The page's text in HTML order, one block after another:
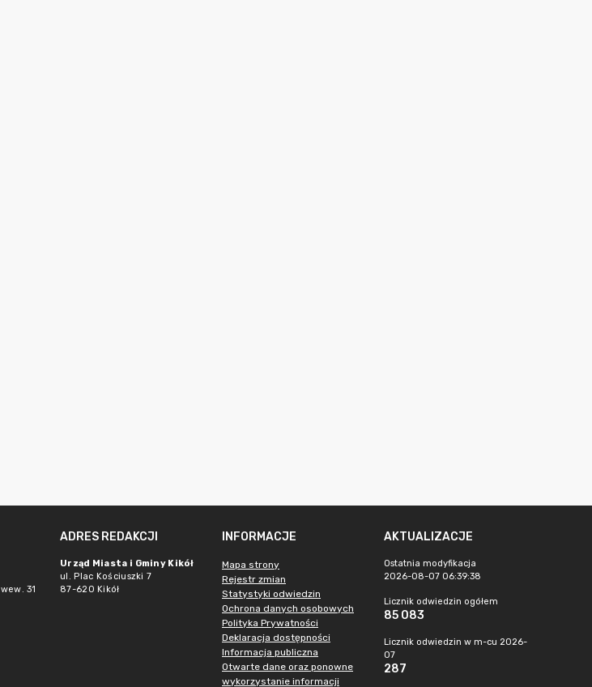
31
ADRES REDAKCJI
Urząd Miasta i Gminy Kikół
ul. Plac Kościuszki 7
87-620 Kikół
INFORMACJE
Mapa strony
Rejestr zmian
Statystyki odwiedzin
Ochrona danych osobowych
Polityka Prywatności
Deklaracja dostępności
Informacja publiczna
Otwarte dane oraz ponowne
wykorzystanie informacji
AKTUALIZACJE
Ostatnia modyfikacja
2026-08-07 06:39:38
Licznik odwiedzin ogółem
85 083
Licznik odwiedzin w m-cu 2026-
07
287